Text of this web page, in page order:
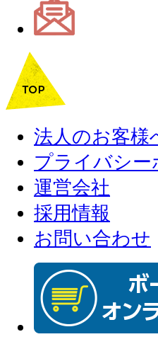
法人のお客様
プライバシー
運営会社
採用情報
お問い合わせ